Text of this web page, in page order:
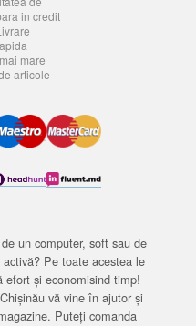
in credit
mare
articole
un computer, soft sau de
Pe toate acestea le
efort și economisind timp!
vă vine în ajutor și
Puteți comanda